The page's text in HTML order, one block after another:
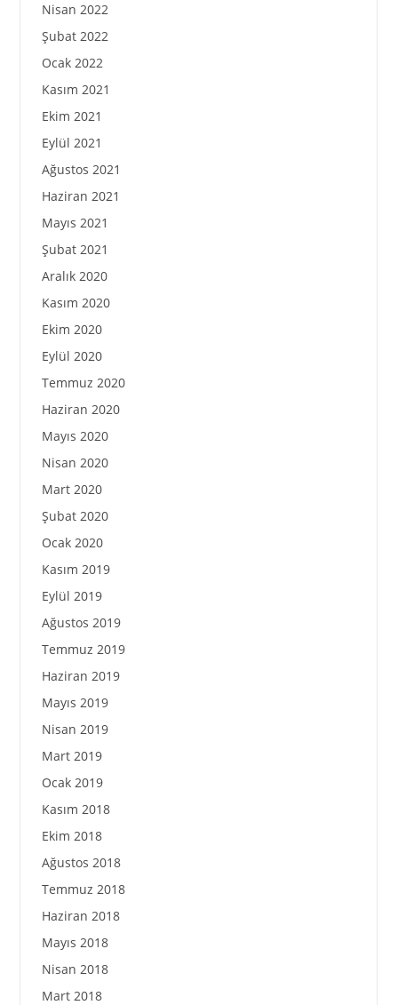
Nisan 2022
Şubat 2022
Ocak 2022
Kasım 2021
Ekim 2021
Eylül 2021
Ağustos 2021
Haziran 2021
Mayıs 2021
Şubat 2021
Aralık 2020
Kasım 2020
Ekim 2020
Eylül 2020
Temmuz 2020
Haziran 2020
Mayıs 2020
Nisan 2020
Mart 2020
Şubat 2020
Ocak 2020
Kasım 2019
Eylül 2019
Ağustos 2019
Temmuz 2019
Haziran 2019
Mayıs 2019
Nisan 2019
Mart 2019
Ocak 2019
Kasım 2018
Ekim 2018
Ağustos 2018
Temmuz 2018
Haziran 2018
Mayıs 2018
Nisan 2018
Mart 2018